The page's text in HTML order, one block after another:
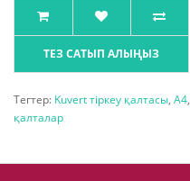
ТЕЗ САТЫП АЛЫҢЫЗ
Тегтер: Kuvert тіркеу қалтасы, A4,
қалталар